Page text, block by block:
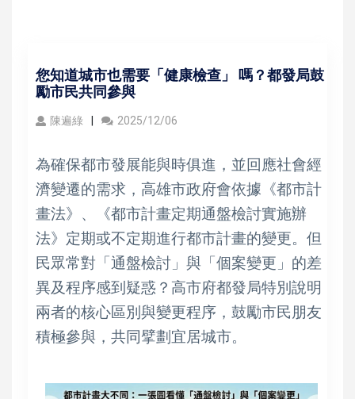
您知道城市也需要「健康檢查」 嗎？都發局鼓
勵市民共同參與
陳遍綠 2025/12/06
為確保都市發展能與時俱進，並回應社會經
濟變遷的需求，高雄市政府會依據《都市計
畫法》、《都市計畫定期通盤檢討實施辦
法》定期或不定期進行都市計畫的變更。但
民眾常對「通盤檢討」與「個案變更」的差
異及程序感到疑惑？高市府都發局特別說明
兩者的核心區別與變更程序，鼓勵市民朋友
積極參與，共同擘劃宜居城市。